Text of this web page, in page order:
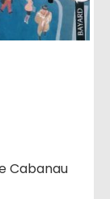
Cabanau